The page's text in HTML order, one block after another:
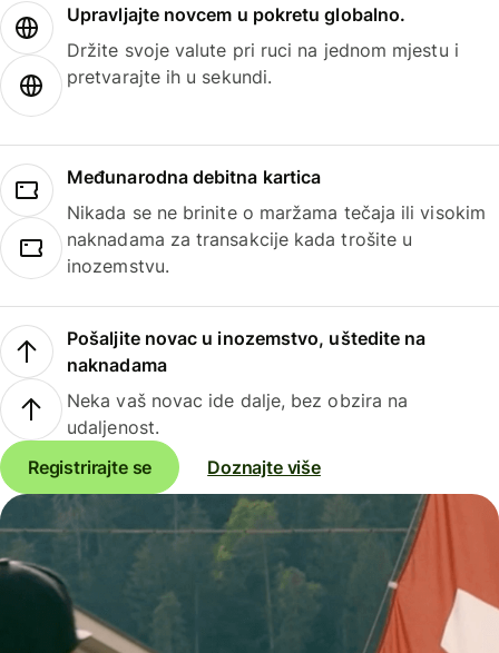
Upravljajte novcem u pokretu globalno.
Držite svoje valute pri ruci na jednom mjestu i
pretvarajte ih u sekundi.
Međunarodna debitna kartica
Nikada se ne brinite o maržama tečaja ili visokim
naknadama za transakcije kada trošite u
inozemstvu.
Pošaljite novac u inozemstvo, uštedite na
naknadama
Neka vaš novac ide dalje, bez obzira na
udaljenost.
Registrirajte se
Doznajte više